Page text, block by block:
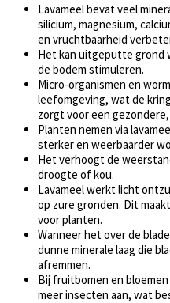
Lavameel bevat veel
silicium, magnesium,
en vruchtbaarheid
Het kan uitgeputte grond
de bodem stimuleren.
Micro-organismen en
leefomgeving, wat de
zorgt voor een
Planten nemen via
sterker en weerbaarder
Het verhoogt de
droogte of kou.
Lavameel werkt licht
op zure gronden. Dit
voor planten.
Wanneer het over de
dunne minerale laag die
afremmen.
Bij fruitbomen en
meer insecten aan, wat